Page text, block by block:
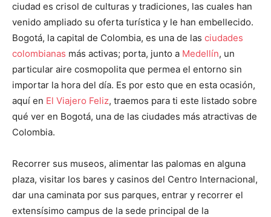
ciudad es crisol de culturas y tradiciones, las cuales han
venido ampliado su oferta turística y le han embellecido.
Bogotá, la capital de Colombia, es una de las ciudades
colombianas más activas; porta, junto a Medellín, un
particular aire cosmopolita que permea el entorno sin
importar la hora del día. Es por esto que en esta ocasión,
aquí en El Viajero Feliz, traemos para ti este listado sobre
qué ver en Bogotá, una de las ciudades más atractivas de
Colombia.
Recorrer sus museos, alimentar las palomas en alguna
plaza, visitar los bares y casinos del Centro Internacional,
dar una caminata por sus parques, entrar y recorrer el
extensísimo campus de la sede principal de la